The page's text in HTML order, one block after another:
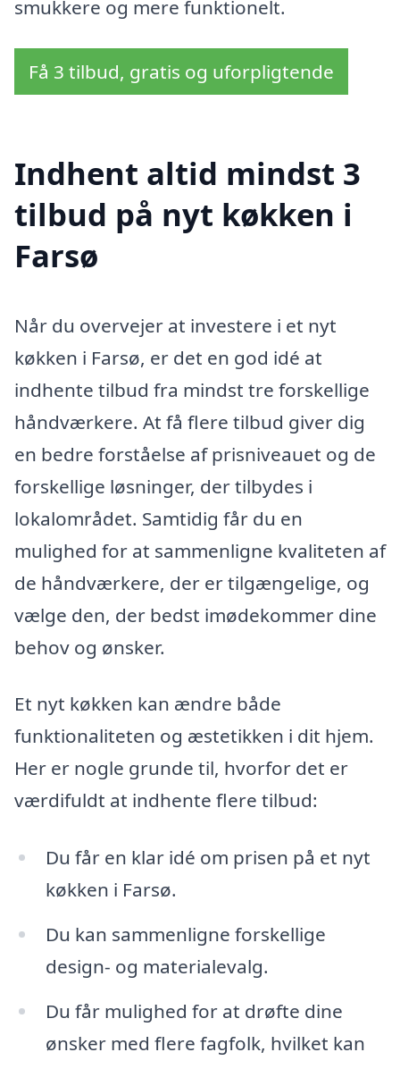
smukkere og mere funktionelt.
Få 3 tilbud, gratis og uforpligtende
Indhent altid mindst 3
tilbud på nyt køkken i
Farsø
Når du overvejer at investere i et nyt
køkken i Farsø, er det en god idé at
indhente tilbud fra mindst tre forskellige
håndværkere. At få flere tilbud giver dig
en bedre forståelse af prisniveauet og de
forskellige løsninger, der tilbydes i
lokalområdet. Samtidig får du en
mulighed for at sammenligne kvaliteten af
de håndværkere, der er tilgængelige, og
vælge den, der bedst imødekommer dine
behov og ønsker.
Et nyt køkken kan ændre både
funktionaliteten og æstetikken i dit hjem.
Her er nogle grunde til, hvorfor det er
værdifuldt at indhente flere tilbud:
Du får en klar idé om prisen på et nyt
køkken i Farsø.
Du kan sammenligne forskellige
design- og materialevalg.
Du får mulighed for at drøfte dine
ønsker med flere fagfolk, hvilket kan